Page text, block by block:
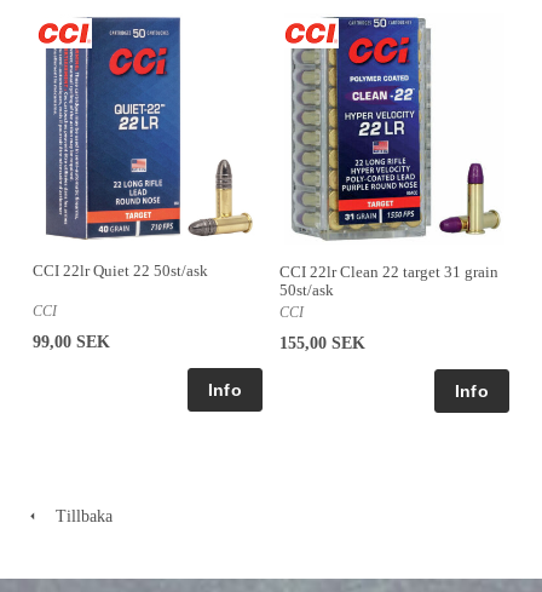
CCI 22lr Quiet 22 50st/ask
CCI
99,00 SEK
CCI 22lr Clean 22 target 31 grain
50st/ask
CCI
155,00 SEK
Tillbaka